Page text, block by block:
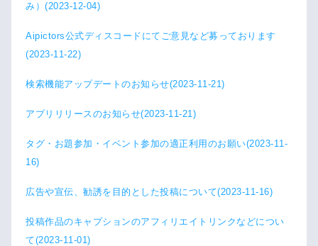
み）(2023-12-04)
Aipictors公式ディスコードにてご意見など募っております
(2023-11-22)
検索機能アップデートのお知らせ(2023-11-21)
アプリリリースのお知らせ(2023-11-21)
タグ・お題参加・イベント参加の適正利用のお願い(2023-11-
16)
広告や宣伝、勧誘を目的とした投稿について(2023-11-16)
投稿作品のキャプションのアフィリエイトリンクなどについ
て(2023-11-01)